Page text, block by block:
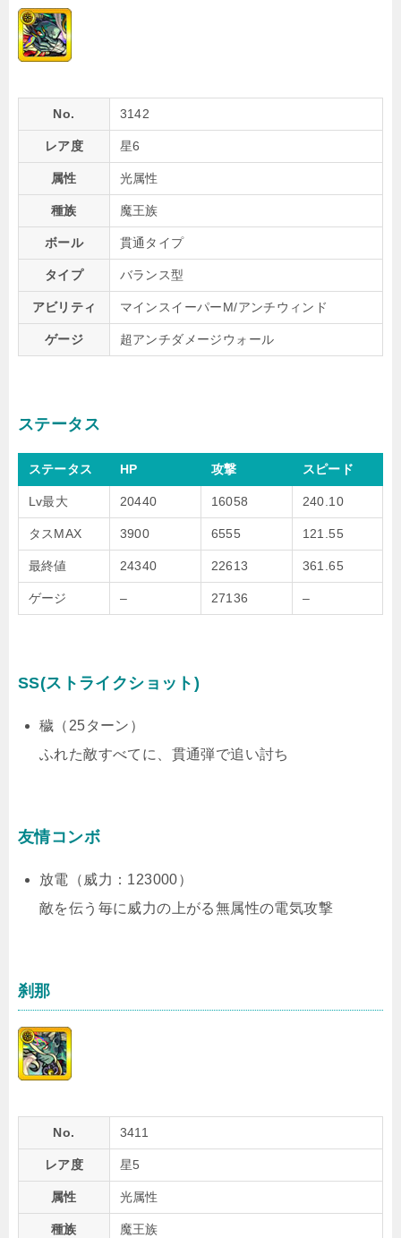
No. 3142
レア度 星6
属性 光属性
種族 魔王族
ボール 貫通タイプ
タイプ バランス型
アビリティ マインスイーパーM/アンチウィンド
ゲージ 超アンチダメージウォール
ステータス
ステータス HP 攻撃 スピード
Lv最大 20440 16058 240.10
タスMAX 3900 6555 121.55
最終値 24340 22613 361.65
ゲージ – 27136 –
SS(ストライクショット)
穢（25ターン）
ふれた敵すべてに、貫通弾で追い討ち
友情コンボ
放電（威力：123000）
敵を伝う毎に威力の上がる無属性の電気攻撃
刹那
No. 3411
レア度 星5
属性 光属性
種族 魔王族